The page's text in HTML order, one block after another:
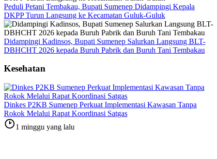
Peduli Petani Tembakau, Bupati Sumenep Didampingi Kepala
DKPP Turun Langsung ke Kecamatan Guluk-Guluk
Didampingi Kadinsos, Bupati Sumenep Salurkan Langsung BLT-
DBHCHT 2026 kepada Buruh Pabrik dan Buruh Tani Tembakau
Kesehatan
Dinkes P2KB Sumenep Perkuat Implementasi Kawasan Tanpa
Rokok Melalui Rapat Koordinasi Satgas
1 minggu yang lalu